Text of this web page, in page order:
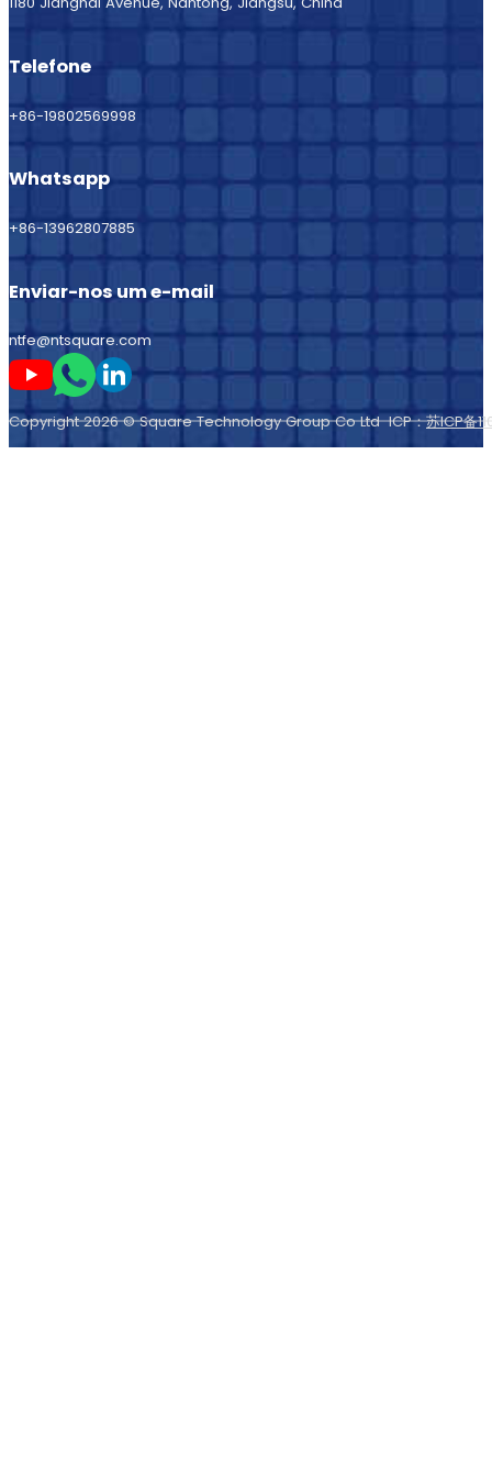
Telefone
+86-19802569998
Whatsapp
+86-13962807885
Enviar-nos um e-mail
ntfe@ntsquare.com
Seguir-me no Youtube
Seguir-me no Whatsapp
Seguir-me no LinkedIn
Copyright 2026 © Square Technology Group Co Ltd ICP：苏ICP备